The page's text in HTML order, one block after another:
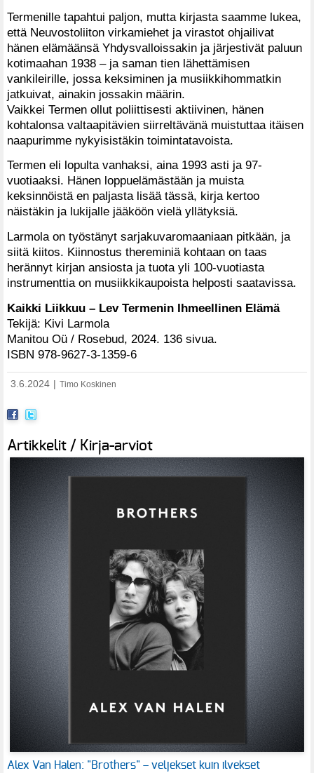
Termenille tapahtui paljon, mutta kirjasta saamme lukea,
että Neuvostoliiton virkamiehet ja virastot ohjailivat
hänen elämäänsä Yhdysvalloissakin ja järjestivät paluun
kotimaahan 1938 – ja saman tien lähettämisen
vankileirille, jossa keksiminen ja musiikkihommatkin
jatkuivat, ainakin jossakin määrin.
Vaikkei Termen ollut poliittisesti aktiivinen, hänen
kohtalonsa valtaapitävien siirreltävänä muistuttaa itäisen
naapurimme nykyisistäkin toimintatavoista.
Termen eli lopulta vanhaksi, aina 1993 asti ja 97-
vuotiaaksi. Hänen loppuelämästään ja muista
keksinnöistä en paljasta lisää tässä, kirja kertoo
näistäkin ja lukijalle jääköön vielä yllätyksiä.
Larmola on työstänyt sarjakuvaromaaniaan pitkään, ja
siitä kiitos. Kiinnostus thereminiä kohtaan on taas
herännyt kirjan ansiosta ja tuota yli 100-vuotiasta
instrumenttia on musiikkikaupoista helposti saatavissa.
Kaikki Liikkuu – Lev Termenin Ihmeellinen Elämä
Tekijä: Kivi Larmola
Manitou Oü / Rosebud, 2024. 136 sivua.
ISBN 978-9627-3-1359-6
3.6.2024 | Timo Koskinen
Artikkelit / Kirja-arviot
Alex Van Halen: "Brothers" – veljekset kuin ilvekset